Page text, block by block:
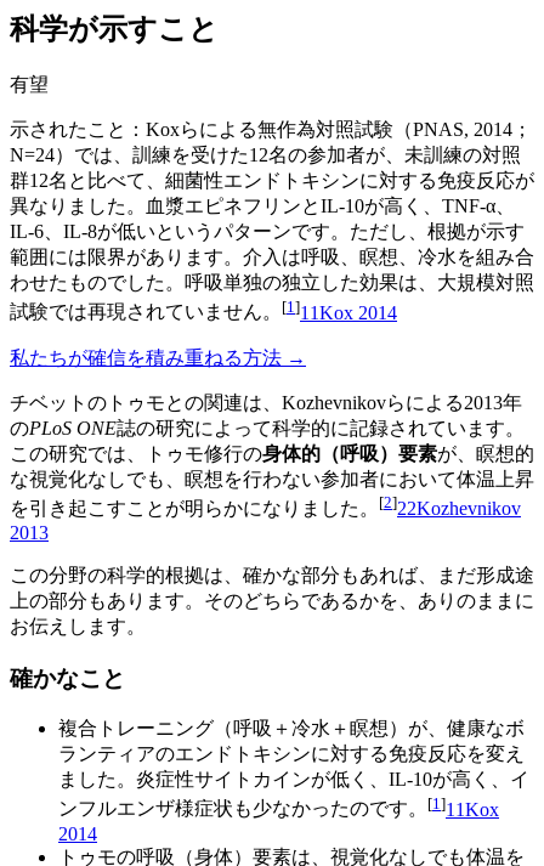
科学が示すこと
有望
示されたこと：Koxらによる無作為対照試験（PNAS, 2014；
N=24）では、訓練を受けた12名の参加者が、未訓練の対照
群12名と比べて、細菌性エンドトキシンに対する免疫反応が
異なりました。血漿エピネフリンとIL-10が高く、TNF-α、
IL-6、IL-8が低いというパターンです。ただし、根拠が示す
範囲には限界があります。介入は呼吸、瞑想、冷水を組み合
わせたものでした。呼吸単独の独立した効果は、大規模対照
試験では再現されていません。
[1 ]1 1Kox 2014
私たちが確信を積み重ねる方法 →
チベットのトゥモとの関連は、Kozhevnikovらによる2013年
のPLoS ONE誌の研究によって科学的に記録されています。
この研究では、トゥモ修行の身体的（呼吸）要素が、瞑想的
な視覚化なしでも、瞑想を行わない参加者において体温上昇
を引き起こすことが明らかになりました。
[2]22Kozhevnikov
2013
この分野の科学的根拠は、確かな部分もあれば、まだ形成途
上の部分もあります。そのどちらであるかを、ありのままに
お伝えします。
確かなこと
複合トレーニング（呼吸＋冷水＋瞑想）が、健康なボ
ランティアのエンドトキシンに対する免疫反応を変え
ました。炎症性サイトカインが低く、IL-10が高く、イ
ンフルエンザ様症状も少なかったのです。
[1 ]1 1Kox
2014
トゥモの呼吸（身体）要素は、視覚化なしでも体温を